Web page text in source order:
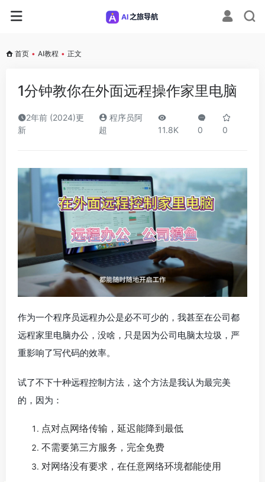
首页 • AI教程 • 正文
1分钟教你在外面远程操作家里电脑
2年前 (2024)更
新
程序员阿
超
11.8K 0 0
作为一个程序员远程办公是必不可少的，我甚至在公司都
远程家里电脑办公，没啥，只是因为公司电脑太垃圾，严
重影响了写代码的效率。
试了不下十种远程控制方法，这个方法是我认为最完美
的，因为：
点对点网络传输，延迟能降到最低
不需要第三方服务，完全免费
对网络没有要求，在任意网络环境都能使用